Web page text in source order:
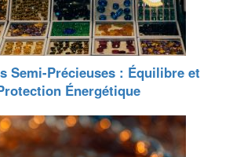
Semi-Précieuses : Équilibre et
Énergétique